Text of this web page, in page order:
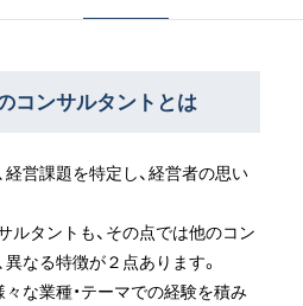
コンサルタントとは
営課題を特定し、経営者の思い
ルタントも、その点では他のコン
なる特徴が２点あります。
な業種・テーマでの経験を積み